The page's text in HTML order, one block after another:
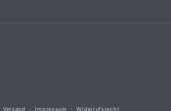
Versand Impressum Widerrufsrecht